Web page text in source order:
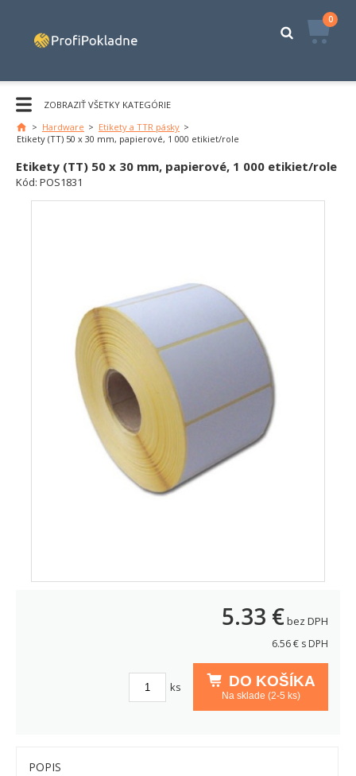
0
ZOBRAZIŤ VŠETKY KATEGÓRIE
> Hardware > Etikety a TTR pásky >
Etikety (TT) 50 x 30 mm, papierové, 1 000 etikiet/role
Etikety (TT) 50 x 30 mm, papierové, 1 000 etikiet/role
Kód: POS1831
5.33 €bez DPH
6.56€ s DPH
DO KOŠÍKA
Na sklade (2-5 ks)
ks
POPIS